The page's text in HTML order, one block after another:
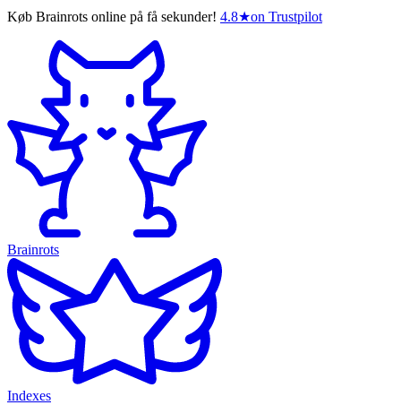
Køb Brainrots online på få sekunder! 4.8★on Trustpilot
Brainrots
Indexes